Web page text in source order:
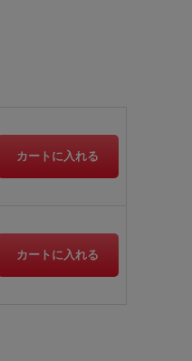
カートに入れる
カートに入れる